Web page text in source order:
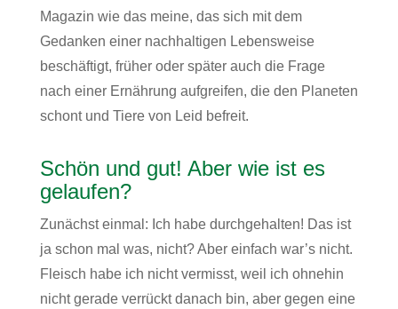
Magazin wie das meine, das sich mit dem
Gedanken einer nachhaltigen Lebensweise
beschäftigt, früher oder später auch die Frage
nach einer Ernährung aufgreifen, die den Planeten
schont und Tiere von Leid befreit.
Schön und gut! Aber wie ist es
gelaufen?
Zunächst einmal: Ich habe durchgehalten! Das ist
ja schon mal was, nicht? Aber einfach war’s nicht.
Fleisch habe ich nicht vermisst, weil ich ohnehin
nicht gerade verrückt danach bin, aber gegen eine